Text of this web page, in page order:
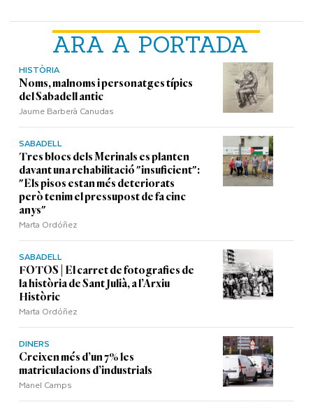
ARA A PORTADA
HISTÒRIA
Noms, malnoms i personatges típics
del Sabadell antic
Jaume Barberà Canudas
SABADELL
Tres blocs dels Merinals es planten
davant una rehabilitació "insuficient":
"Els pisos estan més deteriorats
però tenim el pressupost de fa cinc
anys"
Marta Ordóñez
SABADELL
FOTOS | El carret de fotografies de
la història de Sant Julià, a l’Arxiu
Històric
Marta Ordóñez
DINERS
Creixen més d’un 7% les
matriculacions d’industrials
Manel Camps